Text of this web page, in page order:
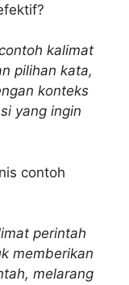
kalimat
pilihan kata,
konteks
yang ingin
contoh
perintah
memberikan
melarang